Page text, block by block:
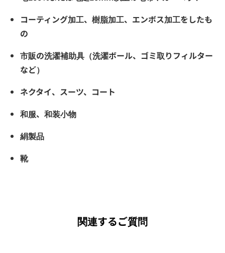
コーティング加工、樹脂加工、エンボス加工をしたも
の
市販の洗濯補助具（洗濯ボール、ゴミ取りフィルター
など）
ネクタイ、スーツ、コート
和服、和装小物
絹製品
靴
関連するご質問